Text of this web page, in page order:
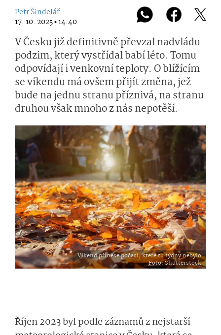
Petr Šindelář
17. 10. 2025 ▪ 14:40
V Česku již definitivně převzal nadvládu
podzim, který vystřídal babí léto. Tomu
odpovídají i venkovní teploty. O blížícím
se víkendu má ovšem přijít změna, jež
bude na jednu stranu příznivá, na stranu
druhou však mnoho z nás nepotěší.
Víkend přinese počasí, které tu týdny nebylo
Foto: Shutterstock
Říjen 2023 byl podle záznamů z nejstarší